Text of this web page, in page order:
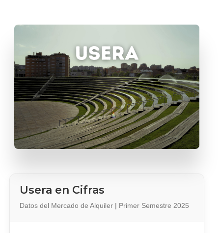
Usera en Cifras
Datos del Mercado de Alquiler | Primer Semestre 2025